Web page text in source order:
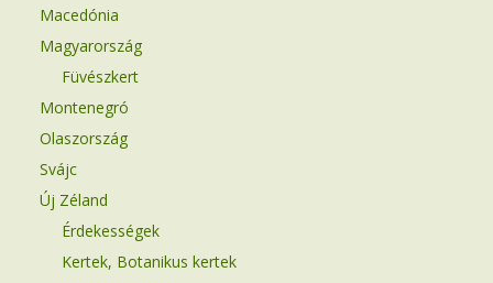
Macedónia
Magyarország
Füvészkert
Montenegró
Olaszország
Svájc
Új Zéland
Érdekességek
Kertek, Botanikus kertek